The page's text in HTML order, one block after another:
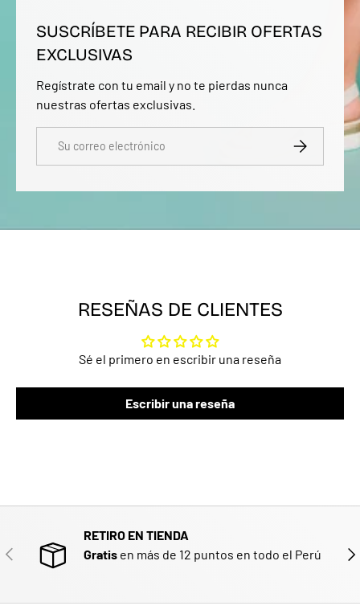
SUSCRÍBETE PARA RECIBIR OFERTAS
EXCLUSIVAS
Regístrate con tu email y no te pierdas nunca
nuestras ofertas exclusivas.
SUSCRIBIRSE
RESEÑAS DE CLIENTES
Sé el primero en escribir una reseña
Escribir una reseña
ANTERIOR
RETIRO EN TIENDA
Gratis en más de 12 puntos en todo el Perú